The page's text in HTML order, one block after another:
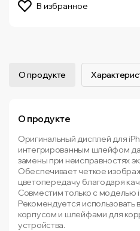
В избранное
О продукте
О продукте
Оригинальный дисплей для
интегрированным шлейфом
замены при неисправностях
Обеспечивает четкое
цветопередачу благодаря
Совместим только с моделью
Рекомендуется использовать
корпусом и шлейфами для
устройства.